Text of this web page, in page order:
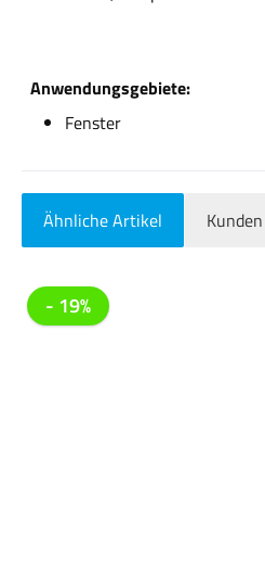
Anwendungsgebiete:
Fenster
Ähnliche Artikel
Produktgalerie überspringen
- 19%